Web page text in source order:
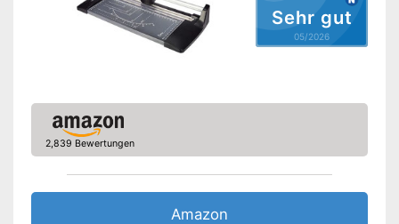
Besonders gut geeignet für
Linkshänder
Sehr gut
05/2026
2,839 Bewertungen
Amazon